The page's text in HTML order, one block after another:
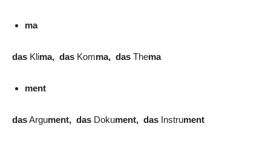
ma
das Klima, das Komma, das Thema
ment
dasArgument, das Dokument, das Instrument